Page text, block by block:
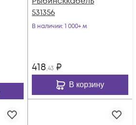
531356
В наличии: 1 000+ м
418,43 ₽
В корзину